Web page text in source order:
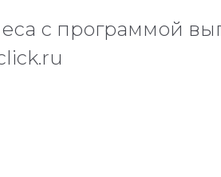
с программой